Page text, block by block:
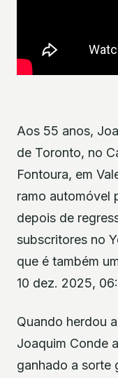
Aos 55 anos,
de Toronto, no
Fontoura, em
ramo automóvel
depois de
subscritores no
que é também
10 dez. 2025,
Quando herdou
Joaquim Conde
ganhado a sorte